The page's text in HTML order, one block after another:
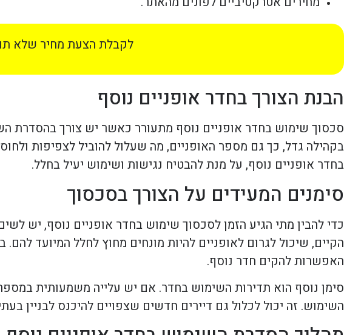
לקבלת הצעת מחיר שלא
הבנת הצורך בחדר אופניים נוסף
סכסוך שימוש בחדר אופניים נוסף מתעורר כאשר יש צורך בהסדרת
בקהילה גדל, כך גם מספר האופניים, מה שעלול להוביל לצפיפות
בחדר אופניים נוסף, על מנת להבטיח נגישות ושימוש יעיל בחלל.
סימנים המעידים על הצורך בסכסוך
כדי להבין מתי הגיע הזמן לסכסוך שימוש בחדר אופניים נוסף, יש
הקיים, שיכול לגרום לאופניים להיות מונחים מחוץ לחלל המיועד
האפשרות להקים חדר נוסף.
סימן נוסף הוא תדירות השימוש בחדר. אם יש עלייה משמעותית
השימוש. זה יכול לכלול גם דיירים חדשים שצפויים להיכנס לבניין